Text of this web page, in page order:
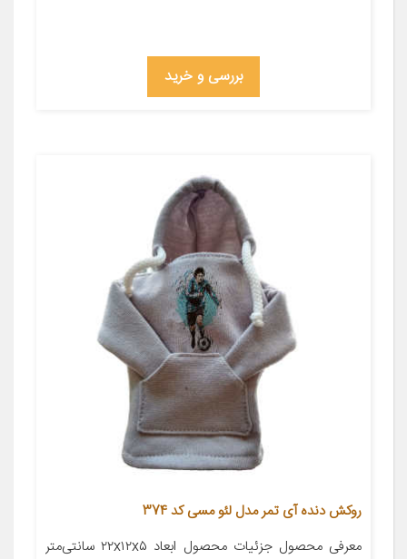
بررسی و خرید
روکش دنده آی تمر مدل لئو مسی کد 374
معرفی محصول جزئیات محصول ابعاد ۲۲x۱۲x۵ سانتی‌متر